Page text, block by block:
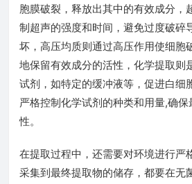
胞膜破裂，释放出其中的有效成分，
制超声的强度和时间，避免过度破碎
坏，高压均质则通过高压作用使细胞
地保留有效成分的活性，化学提取则
试剂，如特定的缓冲液等，促进白细
严格控制化学试剂的种类和用量,确
性。
在提取过程中，还需要对环境进行严
采集到最终提取物的储存，都要在无